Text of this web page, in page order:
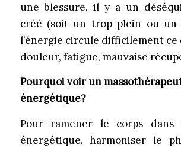
une blessure, il y a un
créé (soit un trop plein ou un
l’énergie circule difficilement
douleur, fatigue, mauvaise
Pourquoi voir un
énergétique?
Pour ramener le corps dans
énergétique, harmoniser le